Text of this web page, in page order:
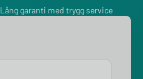
Lång garanti med trygg service